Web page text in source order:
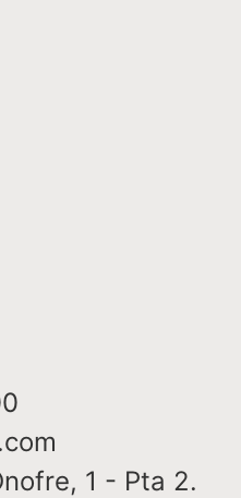
1 - Pta 2.